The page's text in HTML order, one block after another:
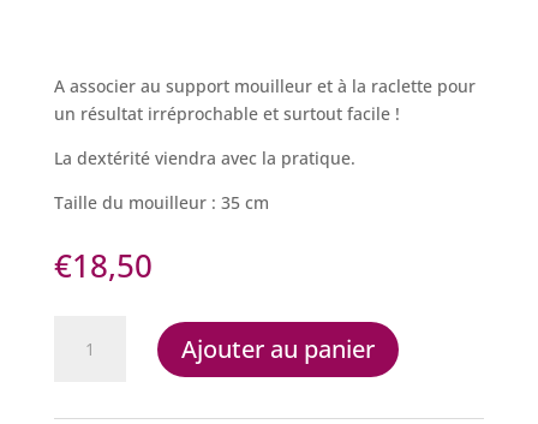
A associer au support mouilleur et à la raclette pour
un résultat irréprochable et surtout facile !
La dextérité viendra avec la pratique.
Taille du mouilleur : 35 cm
€18,50
Ajouter au panier